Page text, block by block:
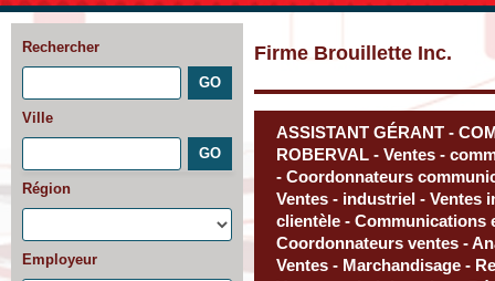
Rechercher
Ville
Région
Employeur
Firme Brouillette Inc.
ASSISTANT GÉRANT -
ROBERVAL - Ventes -
- Coordonnateurs
Ventes - industriel - Ventes
clientèle - Communications
Coordonnateurs ventes -
Ventes - Marchandisage -